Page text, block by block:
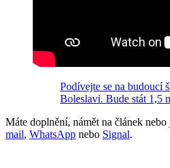
Podívejte se na budoucí
Boleslavi. Bude stát 1,5
Máte doplnění, námět na článek nebo
mail, WhatsApp nebo Signal.